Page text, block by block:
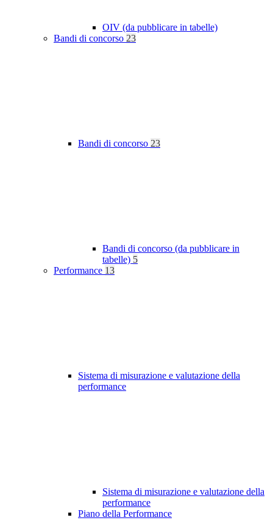
OIV (da pubblicare in tabelle)
Bandi di concorso 23
Bandi di concorso 23
Bandi di concorso (da pubblicare in
tabelle) 5
Performance 13
Sistema di misurazione e valutazione della
performance
Sistema di misurazione e valutazione della
performance
Piano della Performance